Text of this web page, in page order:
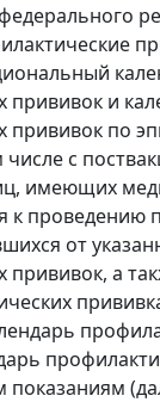
прививок и
прививок по
числе с
имеющих
к проведению
от
прививок, а